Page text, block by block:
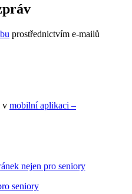
prostřednictvím e-mailů
v mobilní aplikaci –
nejen pro seniory